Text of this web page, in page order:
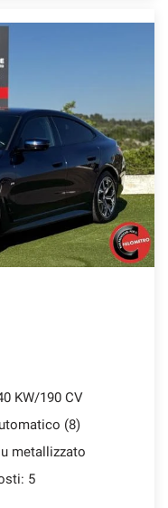
KW/190 CV
(8)
metallizzato
5